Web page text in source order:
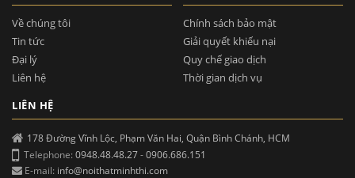
Về chúng tôi
Tin tức
Đại lý
Liên hệ
Chính sách bảo mật
Giải quyết khiếu nại
Quy chế giao dịch
Thời gian dịch vụ
LIÊN HỆ
178 Đường Vĩnh Lộc, Phạm Văn Hai, Quận Bình Chánh, HCM
Telephone: 0948.48.48.27-0906.686.151
E-mail: info@noithatminhthi.com